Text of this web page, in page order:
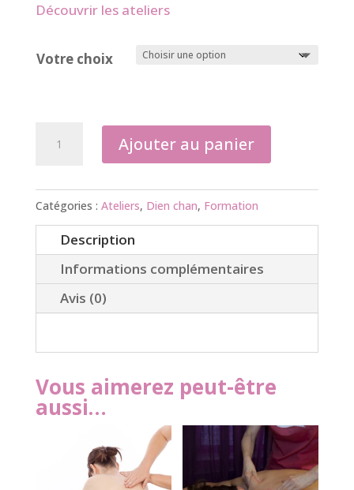
Découvrir les ateliers
Votre choix
Chan
atelier
thème
2H
Ajouter au panier
Catégories : Ateliers, Dien chan, Formation
Description
Informations complémentaires
Avis (0)
Vous aimerez peut-être
aussi…